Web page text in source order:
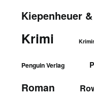
Kiepenheuer
Krimi
Penguin Verlag
Roman